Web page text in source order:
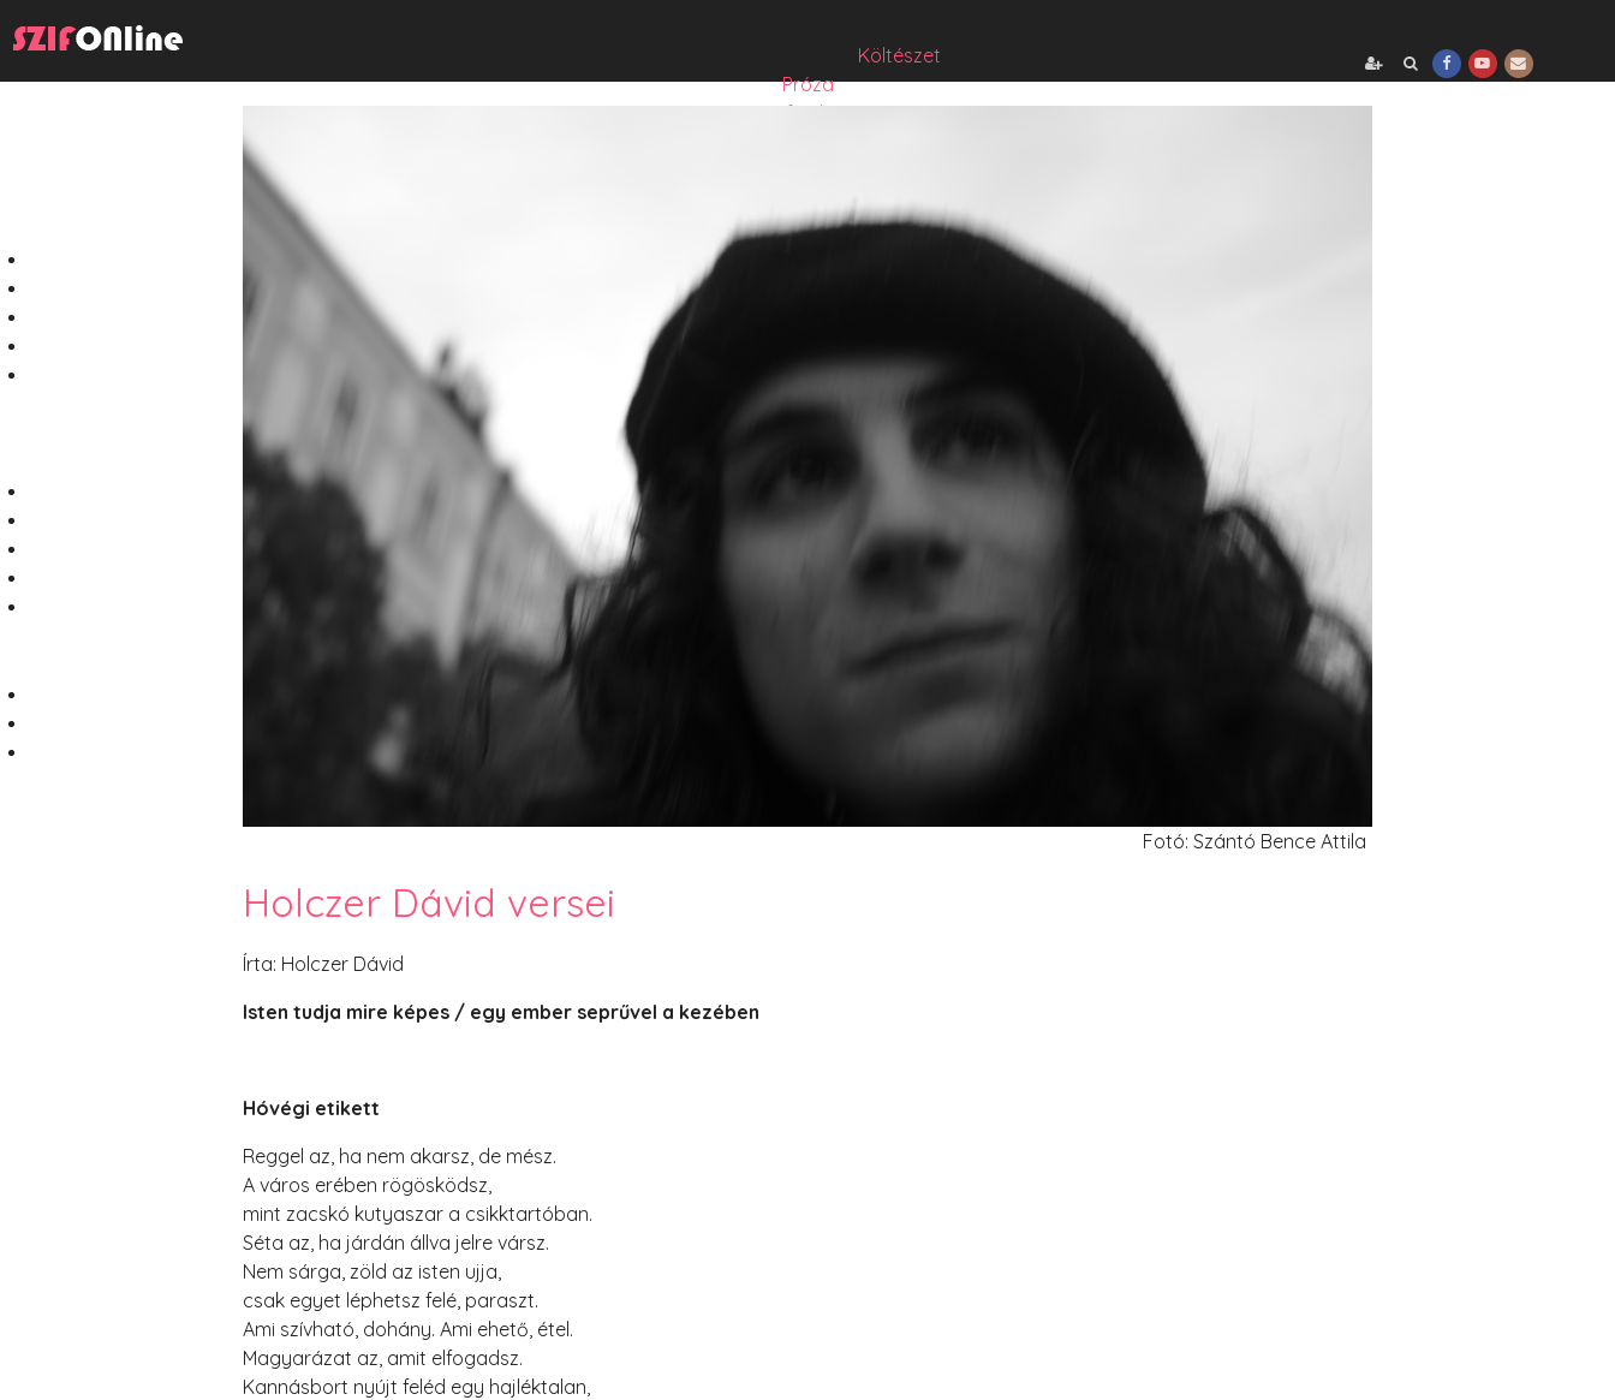
Költészet
Próza
Műfordítás
HISZTI
comicON
PesText 2023
Fotó: Szántó Bence Attila
Holczer Dávid versei
Írta: Holczer Dávid
Isten tudja mire képes / egy ember seprűvel a kezében
Hóvégi etikett
Reggel az, ha nem akarsz, de mész.
A város erében rögösködsz,
mint zacskó kutyaszar a csikktartóban.
Séta az, ha járdán állva jelre vársz.
Nem sárga, zöld az isten ujja,
csak egyet léphetsz felé, paraszt.
Ami szívható, dohány. Ami ehető, étel.
Magyarázat az, amit elfogadsz.
Kannásbort nyújt feléd egy hajléktalan,